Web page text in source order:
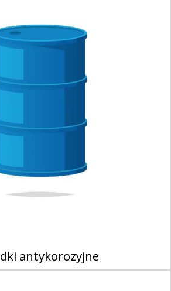
antykorozyjne